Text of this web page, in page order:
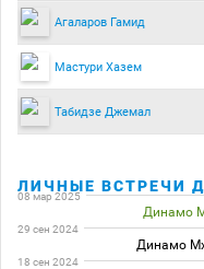
Агаларов Гамид
Мастури Хазем
Табидзе Джемал
ЛИЧНЫЕ ВСТРЕЧИ
08 мар 2025
Динамо
29 сен 2024
Динамо
18 сен 2024